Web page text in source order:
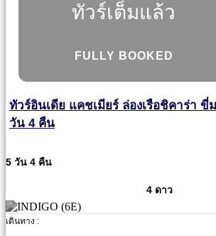
ทัวร์เต็มแล้ว
FULLY BOOKED
ทัวร์อินเดีย แคชเมียร์ ล่องเรือชิคาร่า ขี่
วัน 4 คืน
5 วัน 4 คืน
4 ดาว
เดินทาง :